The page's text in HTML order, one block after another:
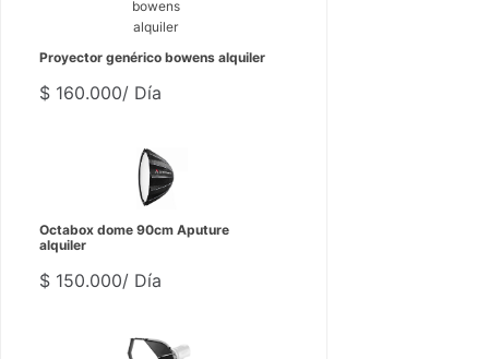
Proyector genérico bowens alquiler
$ 160.000/ Día
Octabox dome 90cm Aputure
alquiler
$ 150.000/ Día